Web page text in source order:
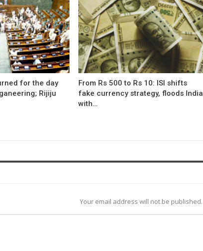
for the day
Rijiju
From Rs 500 to Rs 10: ISI shifts
fake currency strategy, floods India
with…
Your email address will not be published.